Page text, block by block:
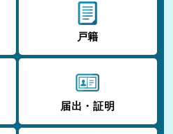
戸籍
届出・証明